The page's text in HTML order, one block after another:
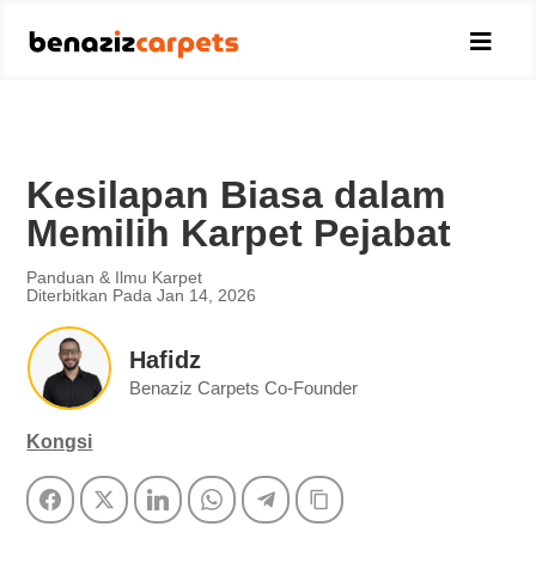

Kesilapan Biasa dalam
Memilih Karpet Pejabat
Panduan & Ilmu Karpet
Diterbitkan Pada Jan 14, 2026
Hafidz
Benaziz Carpets Co-Founder
Kongsi
FacebookTwitter LinkedInWhatsAppTelegramCopy Link